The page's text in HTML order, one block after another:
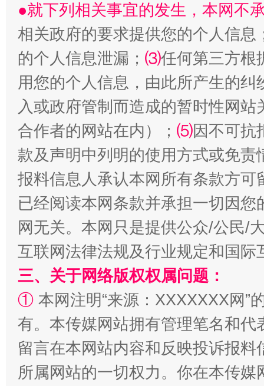
揭批美国五大"原罪" "炒
解纷+调解+退费，一次搞定
●就下列相关事宜的发生，本网不
相关政府的要求提供您的个人信息
的个人信息泄漏； ⑶任何第三方根
用您的个人信息，由此所产生的纠
入或政府管制而造成的暂时性网
合作者的网站在内）； ⑸因不可抗
款及声明中列明的使用方式或免责
报料信息人承认本网所有条款方
已经阅读本网条款并承担一切因
网无关。本网只是提供公众/公民/
互联网法律法规及行业规定和国
三、关于网络版权权属问题：
① 本网注明“来源：XXXXXXX网”
有。本传媒网站拥有管理笔名和
留言在本网站内容和反映投诉报
所属网站的一切权力。你在本传